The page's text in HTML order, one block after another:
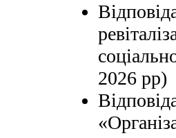
2026 рр)